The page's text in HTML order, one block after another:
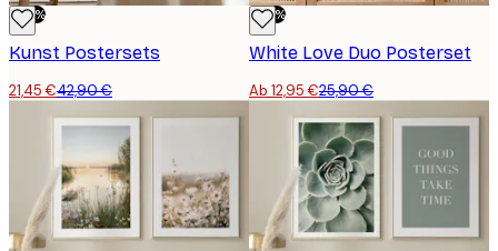
-50%
Kunst Postersets
21,45 €42,90 €
-50%
White Love Duo Posterset
Ab 12,95 €25,90 €